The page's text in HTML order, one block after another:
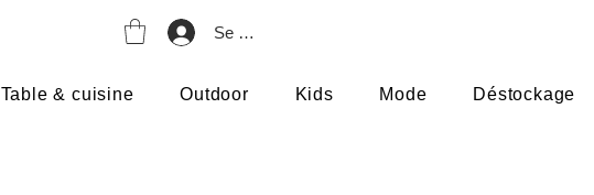
Se connecter
Table & cuisine Outdoor Kids Mode Déstockage